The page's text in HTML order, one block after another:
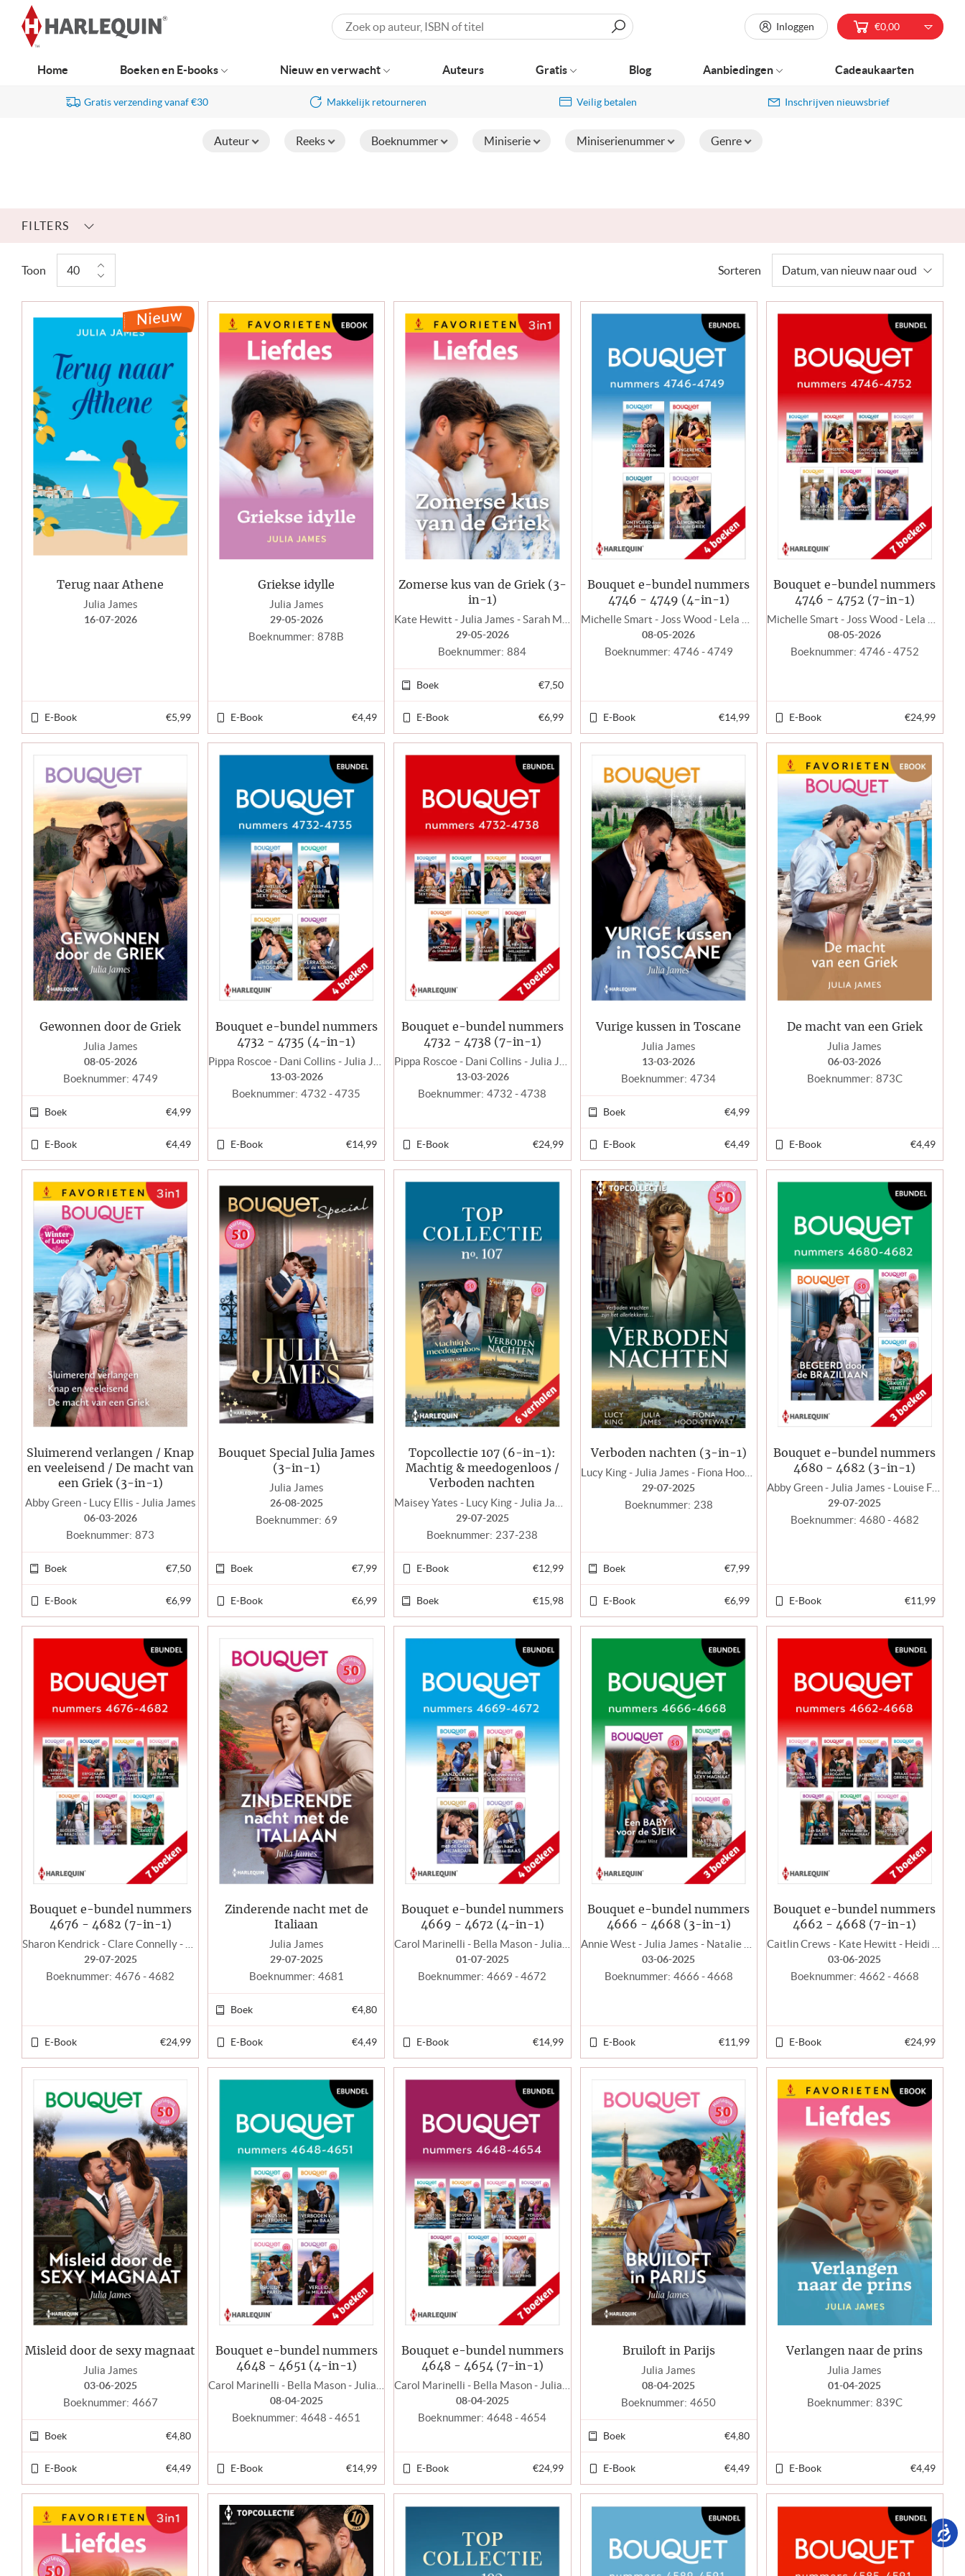
navigatie
Gratis verzending vanaf €30 Makkelijk retourneren Veilig betalen Inschrijven nieuwsbrief
Auteur Reeks Boeknummer Miniserie Miniserienummer Genre
FILTERS
Toon Sorteren
Terug naar Athene
Julia James
16-07-2026
E-Book €5,99
Griekse idylle
Julia James
29-05-2026
Boeknummer: 878B
E-Book €4,49
Zomerse kus van de Griek (3-
in-1)
29-05-2026
Boeknummer: 884
Boek €7,50
E-Book €6,99
Bouquet e-bundel nummers
4746 - 4749 (4-in-1)
08-05-2026
Boeknummer: 4746 - 4749
E-Book €14,99
Bouquet e-bundel nummers
4746 - 4752 (7-in-1)
08-05-2026
Boeknummer: 4746 - 4752
E-Book €24,99
Gewonnen door de Griek
Julia James
08-05-2026
Boeknummer: 4749
Boek €4,99
E-Book €4,49
Bouquet e-bundel nummers
4732 - 4735 (4-in-1)
13-03-2026
Boeknummer: 4732 - 4735
E-Book €14,99
Bouquet e-bundel nummers
4732 - 4738 (7-in-1)
13-03-2026
Boeknummer: 4732 - 4738
E-Book €24,99
Vurige kussen in Toscane
Julia James
13-03-2026
Boeknummer: 4734
Boek €4,99
E-Book €4,49
De macht van een Griek
Julia James
06-03-2026
Boeknummer: 873C
E-Book €4,49
Sluimerend verlangen / Knap
en veeleisend / De macht van
een Griek (3-in-1)
Abby Green - Lucy Ellis - Julia James
06-03-2026
Boeknummer: 873
Boek €7,50
E-Book €6,99
Bouquet Special Julia James
(3-in-1)
Julia James
26-08-2025
Boeknummer: 69
Boek €7,99
E-Book €6,99
Topcollectie 107 (6-in-1):
Machtig & meedogenloos /
Verboden nachten
29-07-2025
Boeknummer: 237-238
E-Book €12,99
Boek €15,98
Verboden nachten (3-in-1)
Lucy King - Julia James - Fiona Hood - Stewart
29-07-2025
Boeknummer: 238
Boek €7,99
E-Book €6,99
Bouquet e-bundel nummers
4680 - 4682 (3-in-1)
Abby Green - Julia James - Louise Fuller
29-07-2025
Boeknummer: 4680 - 4682
E-Book €11,99
Bouquet e-bundel nummers
4676 - 4682 (7-in-1)
29-07-2025
Boeknummer: 4676 - 4682
E-Book €24,99
Zinderende nacht met de
Italiaan
Julia James
29-07-2025
Boeknummer: 4681
Boek €4,80
E-Book €4,49
Bouquet e-bundel nummers
4669 - 4672 (4-in-1)
01-07-2025
Boeknummer: 4669 - 4672
E-Book €14,99
Bouquet e-bundel nummers
4666 - 4668 (3-in-1)
03-06-2025
Boeknummer: 4666 - 4668
E-Book €11,99
Bouquet e-bundel nummers
4662 - 4668 (7-in-1)
03-06-2025
Boeknummer: 4662 - 4668
E-Book €24,99
Misleid door de sexy magnaat
Julia James
03-06-2025
Boeknummer: 4667
Boek €4,80
E-Book €4,49
Bouquet e-bundel nummers
4648 - 4651 (4-in-1)
Carol Marinelli - Bella Mason - Julia James - Tara Pammi
08-04-2025
Boeknummer: 4648 - 4651
E-Book €14,99
Bouquet e-bundel nummers
4648 - 4654 (7-in-1)
Carol Marinelli - Bella Mason - Julia James - Tara Pammi - Cathy Williams - Jackie Ashenden - Lorraine Hall
08-04-2025
Boeknummer: 4648 - 4654
E-Book €24,99
Bruiloft in Parijs
Julia James
08-04-2025
Boeknummer: 4650
Boek €4,80
E-Book €4,49
Verlangen naar de prins
Julia James
01-04-2025
Boeknummer: 839C
E-Book €4,49
Zoeken Inloggen €0,00
Home Boeken en E-books Nieuw en verwacht Auteurs Gratis Blog Aanbiedingen Cadeaukaarten